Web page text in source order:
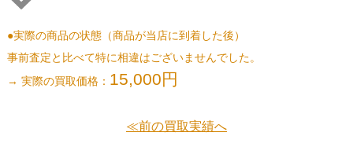
●実際の商品の状態（商品が当店に到着した後）
事前査定と比べて特に相違はございませんでした。
→ 実際の買取価格： 15,000円
≪前の買取実績へ